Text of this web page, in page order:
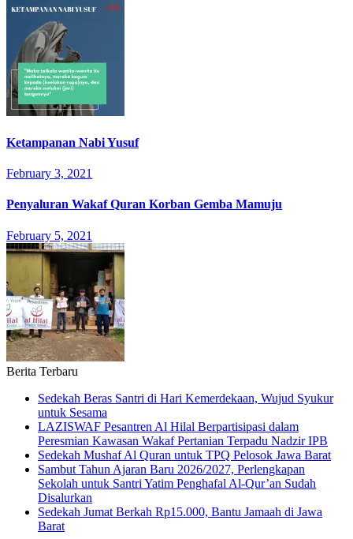
Ketampanan Nabi Yusuf
February 3, 2021
Penyaluran Wakaf Quran Korban Gemba Mamuju
February 5, 2021
Berita Terbaru
Sedekah Beras Santri di Hari Kemerdekaan, Wujud Syukur
untuk Sesama
LAZISWAF Pesantren Al Hilal Berpartisipasi dalam
Peresmian Kawasan Wakaf Pertanian Terpadu Nadzir IPB
Sedekah Mushaf Al Quran untuk TPQ Pelosok Jawa Barat
Sambut Tahun Ajaran Baru 2026/2027, Perlengkapan
Sekolah untuk Santri Yatim Penghafal Al-Qur’an Sudah
Disalurkan
Sedekah Jumat Berkah Rp15.000, Bantu Jamaah di Jawa
Barat